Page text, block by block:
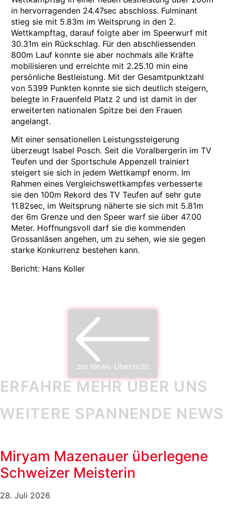
in hervorragenden 24.47sec abschloss. Fulminant
stieg sie mit 5.83m im Weitsprung in den 2.
Wettkampftag, darauf folgte aber im Speerwurf mit
30.31m ein Rückschlag. Für den abschliessenden
800m Lauf konnte sie aber nochmals alle Kräfte
mobilisieren und erreichte mit 2.25.10 min eine
persönliche Bestleistung. Mit der Gesamtpunktzahl
von 5399 Punkten konnte sie sich deutlich steigern,
belegte in Frauenfeld Platz 2 und ist damit in der
erweiterten nationalen Spitze bei den Frauen
angelangt.
Mit einer sensationellen Leistungssteigerung
überzeugt Isabel Posch. Seit die Voralbergerin im TV
Teufen und der Sportschule Appenzell trainiert
steigert sie sich in jedem Wettkampf enorm. Im
Rahmen eines Vergleichswettkampfes verbesserte
sie den 100m Rekord des TV Teufen auf sehr gute
11.82sec, im Weitsprung näherte sie sich mit 5.81m
der 6m Grenze und den Speer warf sie über 47.00
Meter. Hoffnungsvoll darf sie die kommenden
Grossanläsen angehen, um zu sehen, wie sie gegen
starke Konkurrenz bestehen kann.
Bericht: Hans Koller
zur News-Übersicht
ERFAHRE MEHR ÜBER UNS
WEITERE SPANNENDE NEWS
Miryam Mazenauer überlegene
Schweizer Meisterin
28. Juli 2026